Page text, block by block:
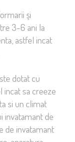
şi
3-6 ani la
astfel incat
dotat cu
sa creeze
si un climat
invatamant de
de invatamant